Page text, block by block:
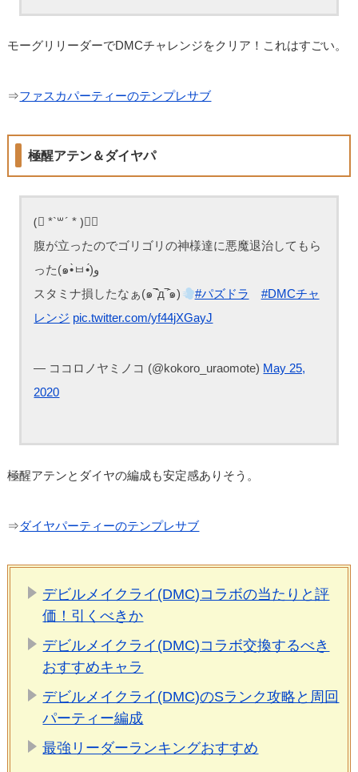
モーグリリーダーでDMCチャレンジをクリア！これはすごい。
⇒ファスカパーティーのテンプレサブ
極醒アテン＆ダイヤパ
(⃔ *`꒳´ * )⃕↝
腹が立ったのでゴリゴリの神様達に悪魔退治してもら
った(๑•̀ㅂ•́)و
スタミナ損したなぁ(๑‾᷆д‾᷇๑)
#パズドラ
#DMCチャ
レンジ pic.twitter.com/yf44jXGayJ
— ココロノヤミノコ (@kokoro_uraomote) May 25,
2020
極醒アテンとダイヤの編成も安定感ありそう。
⇒ダイヤパーティーのテンプレサブ
デビルメイクライ(DMC)コラボの当たりと評
価！引くべきか
デビルメイクライ(DMC)コラボ交換するべき
おすすめキャラ
デビルメイクライ(DMC)のSランク攻略と周回
パーティー編成
最強リーダーランキングおすすめ